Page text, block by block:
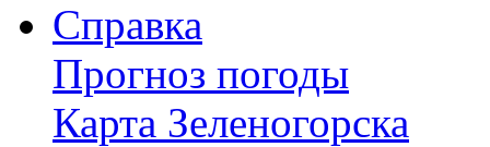
Справка
Прогноз погоды
Карта Зеленогорска